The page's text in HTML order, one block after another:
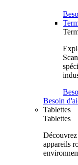
Besoin
Tablettes
Tablettes
Découvrez
appareils